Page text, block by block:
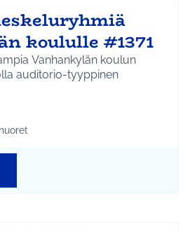
koululle #1371
Vanhankylän koulun
auditorio-tyyppinen
mukaan: Jokela
teeman mukaan: Lapset ja nuoret